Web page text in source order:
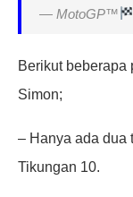
— MotoGP™
Berikut beberapa
Simon;
– Hanya ada dua
Tikungan 10.